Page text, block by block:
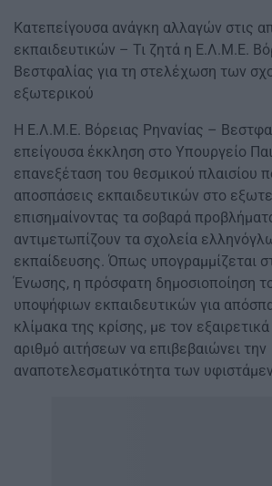
Κατεπείγουσα ανάγκη αλλαγών στις
εκπαιδευτικών – Τι ζητά η Ε.Λ.Μ.Ε.
Βεστφαλίας για τη στελέχωση των
εξωτερικού
Η Ε.Λ.Μ.Ε. Βόρειας Ρηνανίας –
επείγουσα έκκληση στο Υπουργείο
επανεξέταση του θεσμικού πλαισίου
αποσπάσεις εκπαιδευτικών στο
επισημαίνοντας τα σοβαρά
αντιμετωπίζουν τα σχολεία
εκπαίδευσης. Όπως υπογραμμίζεται
Ένωσης, η πρόσφατη δημοσιοποίηση
υποψήφιων εκπαιδευτικών για
κλίμακα της κρίσης, με τον
αριθμό αιτήσεων να επιβεβαιώνει την
αναποτελεσματικότητα των